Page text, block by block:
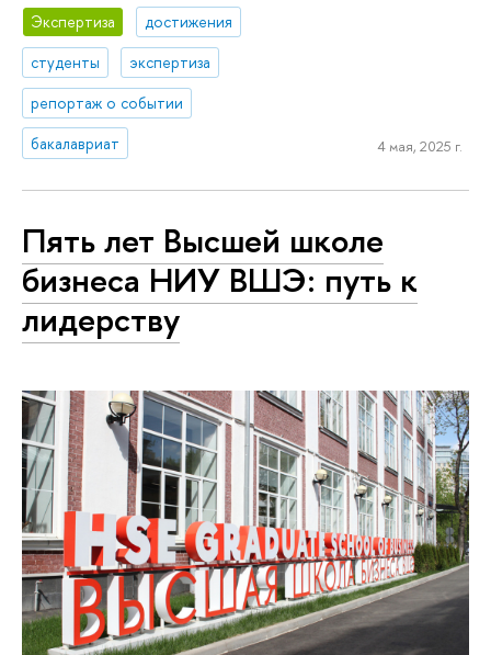
Экспертиза
достижения
студенты
экспертиза
репортаж о событии
бакалавриат
4 мая, 2025 г.
Пять лет Высшей школе
бизнеса НИУ ВШЭ: путь к
лидерству